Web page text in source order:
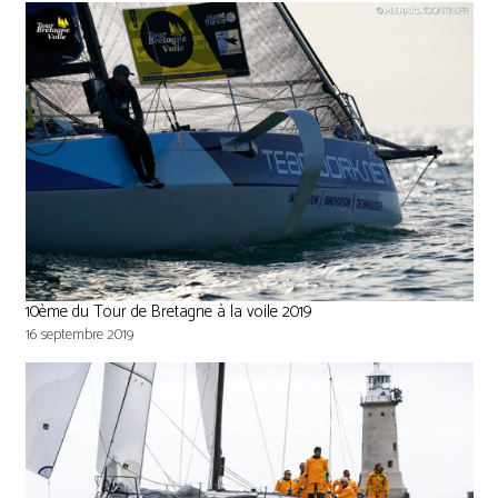
10ème du Tour de Bretagne à la voile 2019
16 septembre 2019